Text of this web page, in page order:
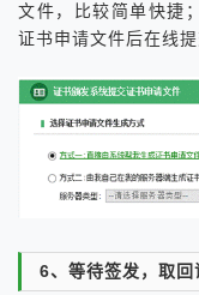
文件，比较简单快捷
证书申请文件后在线提
6、等待签发，取回